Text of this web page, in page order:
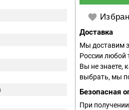
Доставка
Мы доставим
России любой
Вы не знаете,
выбрать, мы
Безопасная
При